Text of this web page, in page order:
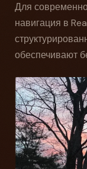
Для
навигация в
обеспечивают